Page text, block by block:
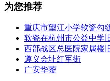
为您推荐
重庆市望江小学软瓷勾
软瓷在杭州市公益中学
西部战区总医院家属楼
遵义会址红军街
广安华蓥